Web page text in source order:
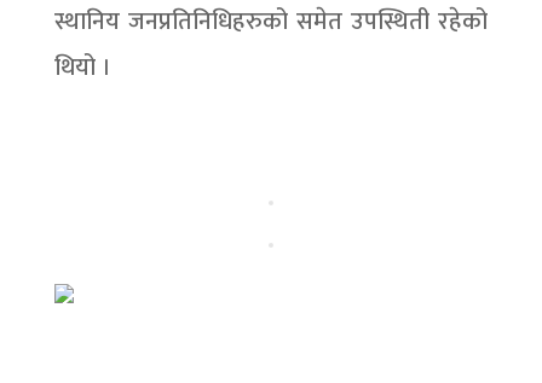
स्थानिय जनप्रतिनिधिहरुको समेत उपस्थिती रहेको
थियो ।